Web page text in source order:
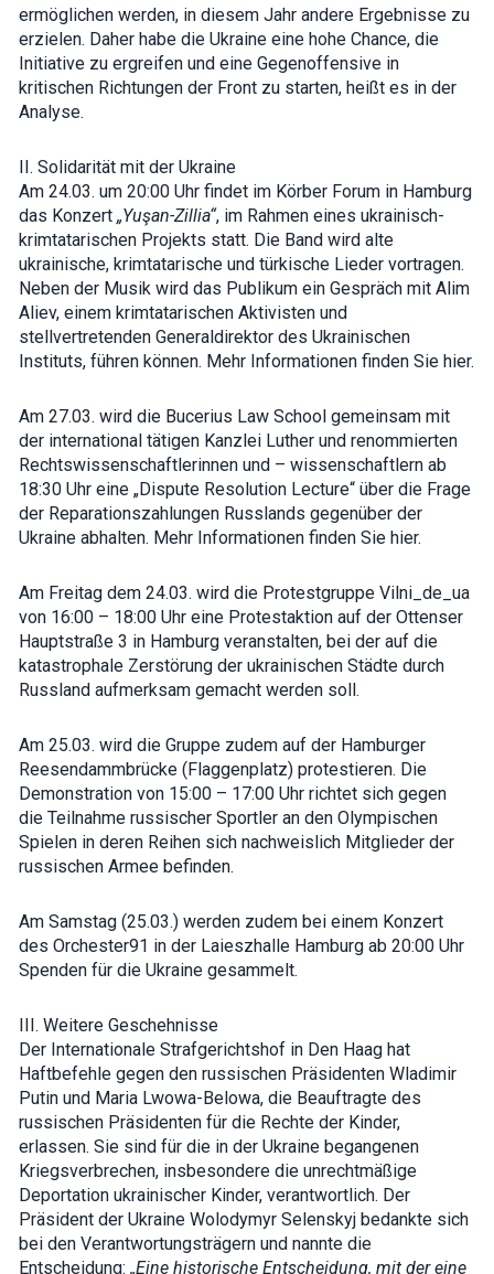
ermöglichen werden, in diesem Jahr andere Ergebnisse zu
erzielen. Daher habe die Ukraine eine hohe Chance, die
Initiative zu ergreifen und eine Gegenoffensive in
kritischen Richtungen der Front zu starten, heißt es in der
Analyse.
II. Solidarität mit der Ukraine
Am 24.03. um 20:00 Uhr findet im Körber Forum in Hamburg
das Konzert„Yuşan-Zillia“, im Rahmen eines ukrainisch-
krimtatarischen Projekts statt. Die Band wird alte
ukrainische, krimtatarische und türkische Lieder vortragen.
Neben der Musik wird das Publikum ein Gespräch mit Alim
Aliev, einem krimtatarischen Aktivisten und
stellvertretenden Generaldirektor des Ukrainischen
Instituts, führen können. Mehr Informationen finden Sie hier.
Am 27.03. wird die Bucerius Law School gemeinsam mit
der international tätigen Kanzlei Luther und renommierten
Rechtswissenschaftlerinnen und – wissenschaftlern ab
18:30 Uhr eine „Dispute Resolution Lecture“ über die Frage
der Reparationszahlungen Russlands gegenüber der
Ukraine abhalten. Mehr Informationen finden Sie hier.
Am Freitag dem 24.03. wird die Protestgruppe Vilni_de_ua
von 16:00 – 18:00 Uhr eine Protestaktion auf der Ottenser
Hauptstraße 3 in Hamburg veranstalten, bei der auf die
katastrophale Zerstörung der ukrainischen Städte durch
Russland aufmerksam gemacht werden soll.
Am 25.03. wird die Gruppe zudem auf der Hamburger
Reesendammbrücke (Flaggenplatz) protestieren. Die
Demonstration von 15:00 – 17:00 Uhr richtet sich gegen
die Teilnahme russischer Sportler an den Olympischen
Spielen in deren Reihen sich nachweislich Mitglieder der
russischen Armee befinden.
Am Samstag (25.03.) werden zudem bei einem Konzert
des Orchester91 in der Laieszhalle Hamburg ab 20:00 Uhr
Spenden für die Ukraine gesammelt.
III. Weitere Geschehnisse
Der Internationale Strafgerichtshof in Den Haag hat
Haftbefehle gegen den russischen Präsidenten Wladimir
Putin und Maria Lwowa-Belowa, die Beauftragte des
russischen Präsidenten für die Rechte der Kinder,
erlassen. Sie sind für die in der Ukraine begangenen
Kriegsverbrechen, insbesondere die unrechtmäßige
Deportation ukrainischer Kinder, verantwortlich. Der
Präsident der Ukraine Wolodymyr Selenskyj bedankte sich
bei den Verantwortungsträgern und nannte die
Entscheidung:„Eine historische Entscheidung, mit der eine